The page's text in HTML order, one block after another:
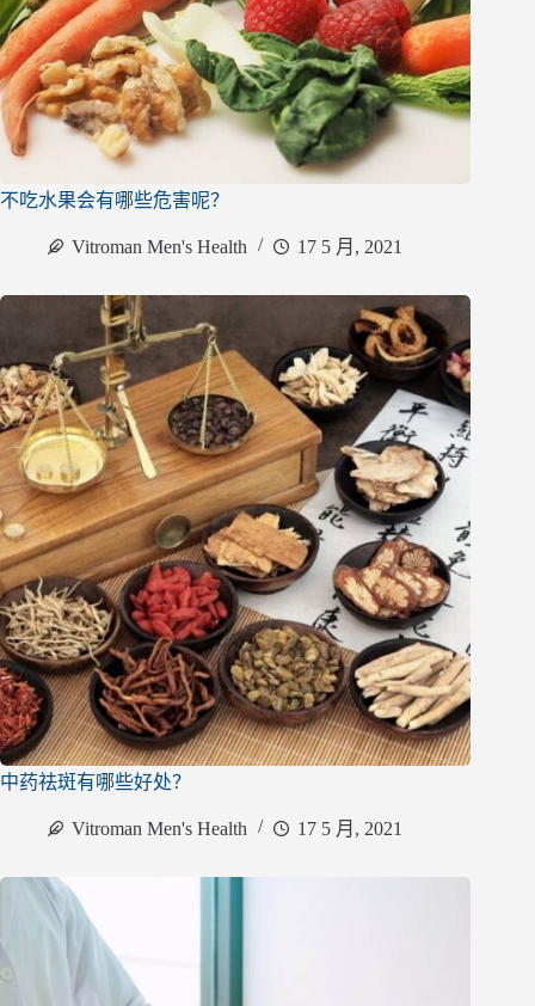
不吃水果会有哪些危害呢？
Vitroman Men's Health 17 5 月, 2021
中药祛斑有哪些好处？
Vitroman Men's Health 17 5 月, 2021